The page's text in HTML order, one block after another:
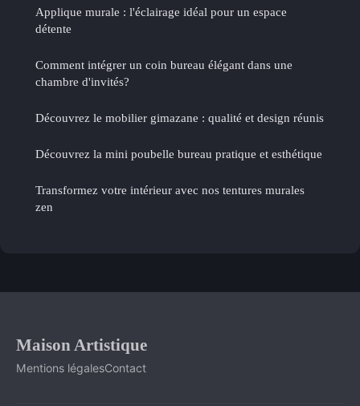
Applique murale : l'éclairage idéal pour un espace
détente
Comment intégrer un coin bureau élégant dans une
chambre d'invités?
Découvrez le mobilier gimazane : qualité et design réunis
Découvrez la mini poubelle bureau pratique et esthétique
Transformez votre intérieur avec nos tentures murales
zen
Maison Artistique
Mentions légalesContact